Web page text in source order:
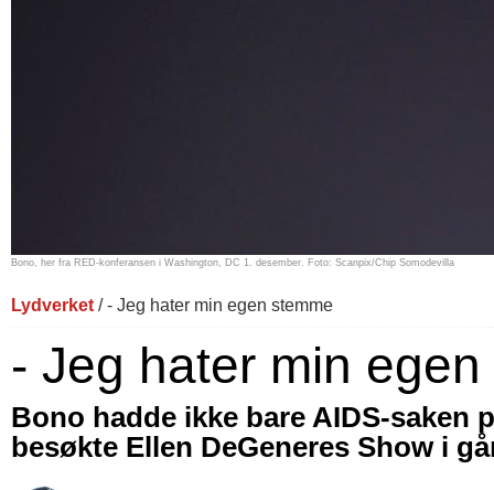
Bono, her fra RED-konferansen i Washington, DC 1. desember. Foto: Scanpix/Chip Somodevilla
Lydverket / - Jeg hater min egen stemme
- Jeg hater min
Bono hadde ikke bare AIDS-saken
besøkte Ellen DeGeneres Show i